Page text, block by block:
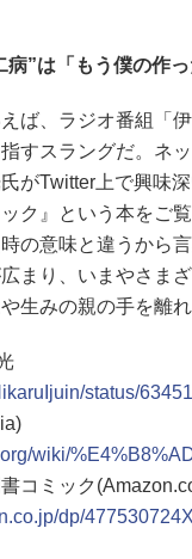
病”は「もう僕の作
ば、ラジオ番組「
すスラングだ。ネ
がTwitter上で興味
ク』という本をご
時の意味と違うから
まり、いまやさま
生みの親の手を離
status/
wiki/
コミック
dp/477530724X